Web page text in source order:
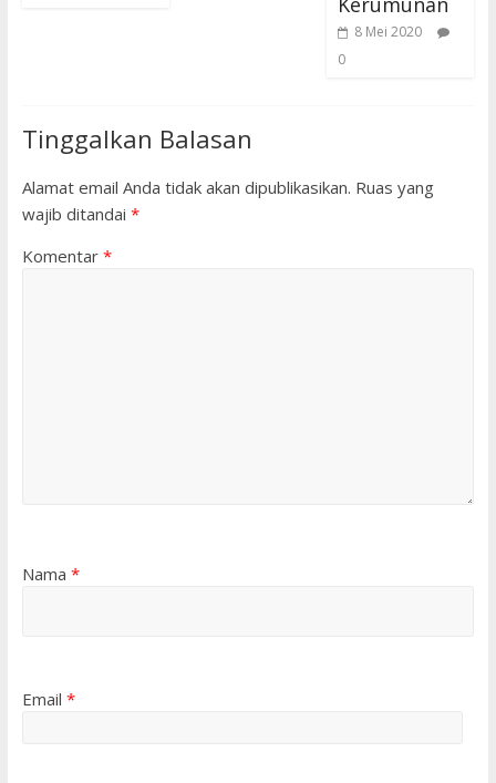
8 Mei 2020
0
Tinggalkan Balasan
Alamat email Anda tidak akan dipublikasikan. Ruas yang
wajib ditandai *
Komentar *
Nama *
Email *